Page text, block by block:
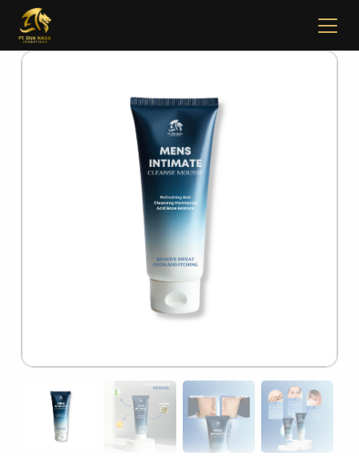
Pabrikan
Tim R & D
Quality Control
Pameran Perdagangan
Face Oil
Facial Serum
Skincare Cream
Makeup Remover